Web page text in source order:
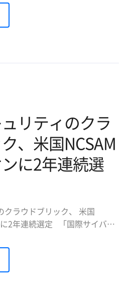
ィに必要な全サービスを提供
Webセキュリティ専門企業のペ
ムズ株式会社 (日本法人代表
リティのクラ
、米国NCSAM
に2年連続選
クラウドブリック、 米国
2年連続選定 「国際サイバー
大衆化をリード データベース
ティ専門企業のペンタセキュリ
(日本法人代表取締役社長 陳